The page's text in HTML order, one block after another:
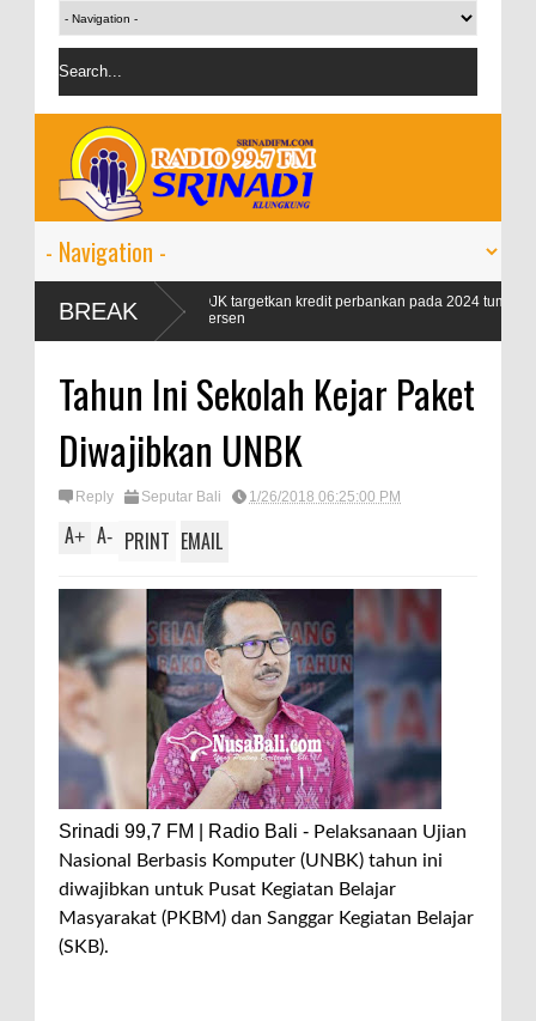
BREAKOJK targetkan kredit perbankan pada 2024 tumbuh 9-11
persen
Tahun Ini Sekolah Kejar Paket
Diwajibkan UNBK
Reply Seputar Bali 1/26/2018 06:25:00 PM
A+ A- PRINT EMAIL
Srinadi 99,7 FM | Radio Bali - Pelaksanaan Ujian
Nasional Berbasis Komputer (UNBK) tahun ini
diwajibkan untuk Pusat Kegiatan Belajar
Masyarakat (PKBM) dan Sanggar Kegiatan Belajar
(SKB).